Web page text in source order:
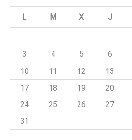
a
L M X J
3
4 5 6
10
11 12 13
17
18 19 20
24
25 26 27
31